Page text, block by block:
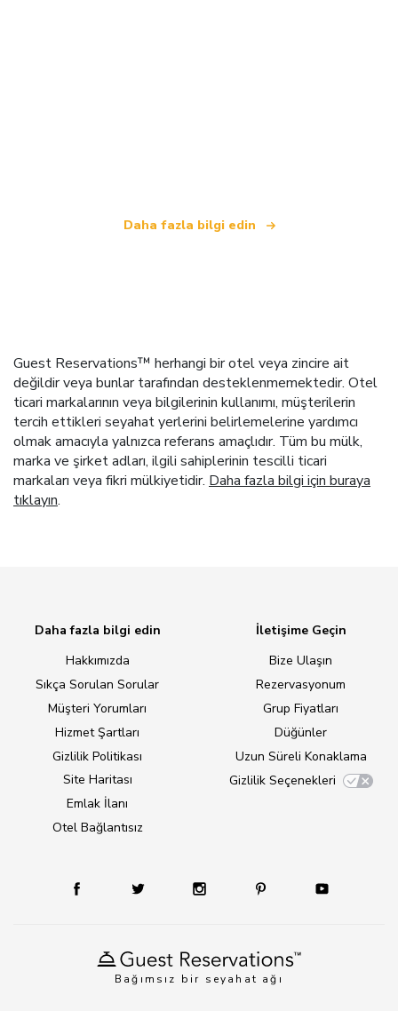
Daha fazla bilgi edin
Guest Reservations™ herhangi bir otel veya zincire ait
değildir veya bunlar tarafından desteklenmemektedir. Otel
ticari markalarının veya bilgilerinin kullanımı, müşterilerin
tercih ettikleri seyahat yerlerini belirlemelerine yardımcı
olmak amacıyla yalnızca referans amaçlıdır. Tüm bu mülk,
marka ve şirket adları, ilgili sahiplerinin tescilli ticari
markaları veya fikri mülkiyetidir. Daha fazla bilgi için buraya
tıklayın.
Bağımsız bir seyahat ağı
Daha fazla bilgi edin
Hakkımızda
Sıkça Sorulan Sorular
Müşteri Yorumları
Hizmet Şartları
Gizlilik Politikası
Site Haritası
Emlak İlanı
Otel Bağlantısız
İletişime Geçin
Bize Ulaşın
Rezervasyonum
Grup Fiyatları
Düğünler
Uzun Süreli Konaklama
Gizlilik Seçenekleri